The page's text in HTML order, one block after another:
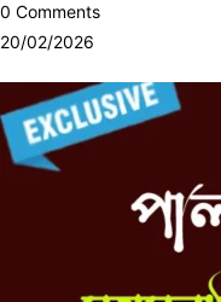
0 Comments
20/02/2026